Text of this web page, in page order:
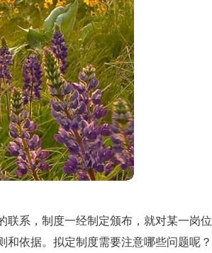
联系，制度一经制定颁布，就对某一岗位
和依据。拟定制度需要注意哪些问题呢？